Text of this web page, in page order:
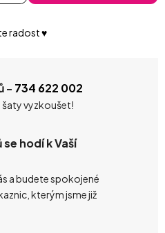
radost ♥️
- 734 622 002
šaty vyzkoušet!
hodí k Vaší
a budete spokojené
kterým jsme již